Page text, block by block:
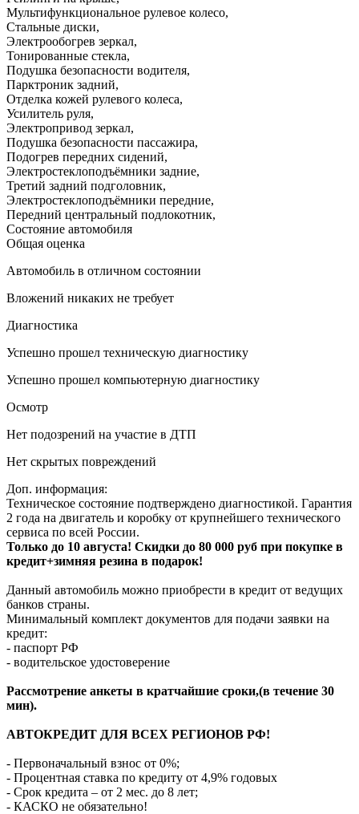
Мультифункциональное рулевое колесо,
Стальные диски,
Электрообогрев зеркал,
Тонированные стекла,
Подушка безопасности водителя,
Парктроник задний,
Отделка кожей рулевого колеса,
Усилитель руля,
Электропривод зеркал,
Подушка безопасности пассажира,
Подогрев передних сидений,
Электростеклоподъёмники задние,
Третий задний подголовник,
Электростеклоподъёмники передние,
Передний центральный подлокотник,
Состояние автомобиля
Общая оценка
Автомобиль в отличном состоянии
Вложений никаких не требует
Диагностика
Успешно прошел техническую диагностику
Успешно прошел компьютерную диагностику
Осмотр
Нет подозрений на участие в ДТП
Нет скрытых повреждений
Доп. информация:
Техническое состояние подтверждено диагностикой. Гарантия
2 года на двигатель и коробку от крупнейшего технического
сервиса по всей России.
Только до 10 августа! Скидки до 80 000 руб при покупке в
кредит+зимняя резина в подарок!
Данный автомобиль можно приобрести в кредит от ведущих
банков страны.
Минимальный комплект документов для подачи заявки на
кредит:
- паспорт РФ
- водительское удостоверение
Рассмотрение анкеты в кратчайшие сроки,(в течение 30
мин).
АВТОКРЕДИТ ДЛЯ ВСЕХ РЕГИОНОВ РФ!
- Первоначальный взнос от 0%;
- Процентная ставка по кредиту от 4,9% годовых
- Срок кредита – от 2 мес. до 8 лет;
- КАСКО не обязательно!